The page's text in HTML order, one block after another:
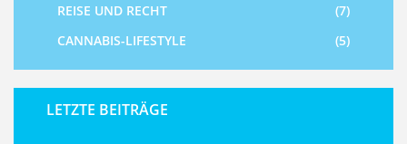
REISE UND RECHT
(7)
CANNABIS-LIFESTYLE
(5)
LETZTE BEITRÄGE